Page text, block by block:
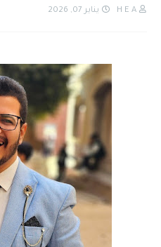
H E A يناير 07, 2026